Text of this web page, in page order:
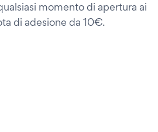
momento di apertura ai
di adesione da 10€.